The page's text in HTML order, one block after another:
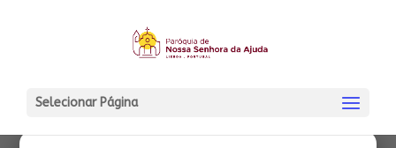
Selecionar Página